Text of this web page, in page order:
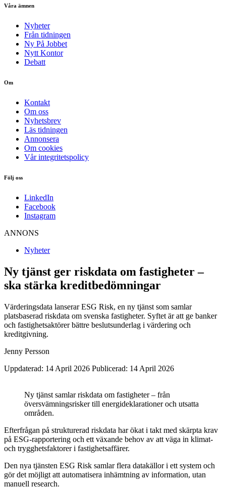
Våra ämnen
Nyheter
Från tidningen
Ny På Jobbet
Nytt Kontor
Debatt
Om
Kontakt
Om oss
Nyhetsbrev
Läs tidningen
Annonsera
Om cookies
Vår integritetspolicy
Följ oss
LinkedIn
Facebook
Instagram
ANNONS
Nyheter
Ny tjänst ger riskdata om fastigheter –
ska stärka kreditbedömningar
Värderingsdata lanserar ESG Risk, en ny tjänst som samlar
platsbaserad riskdata om svenska fastigheter. Syftet är att ge banker
och fastighetsaktörer bättre beslutsunderlag i värdering och
kreditgivning.
Jenny Persson
Uppdaterad: 14 April 2026 Publicerad: 14 April 2026
Ny tjänst samlar riskdata om fastigheter – från
översvämningsrisker till energideklarationer och utsatta
områden.
Efterfrågan på strukturerad riskdata har ökat i takt med skärpta krav
på ESG-rapportering och ett växande behov av att väga in klimat-
och trygghetsfaktorer i fastighetsaffärer.
Den nya tjänsten ESG Risk samlar flera datakällor i ett system och
gör det möjligt att automatisera inhämtning av information, utan
manuell research.